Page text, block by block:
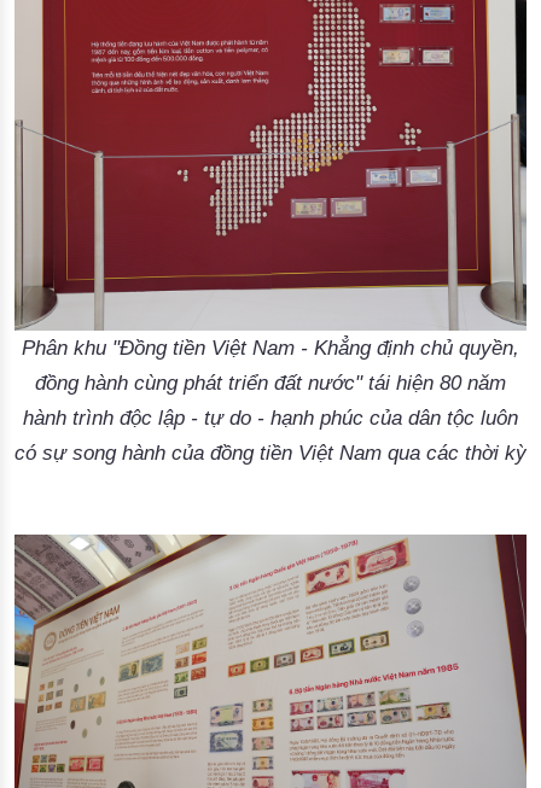
Phân khu "Đồng tiền Việt Nam - Khẳng định chủ quyền,
đồng hành cùng phát triển đất nước" tái hiện 80 năm
hành trình độc lập - tự do - hạnh phúc của dân tộc luôn
có sự song hành của đồng tiền Việt Nam qua các thời kỳ